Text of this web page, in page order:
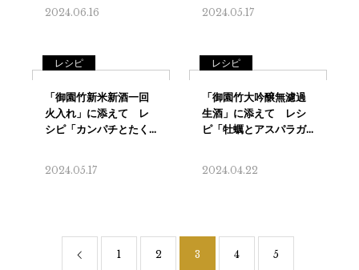
2024.06.16 2024.05.17
レシピ
2024.05.17
レシピ
2024.04.22
1 2 3 4 5